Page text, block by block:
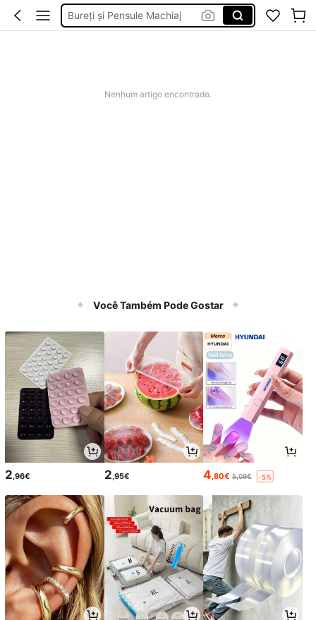
Elitara
Nenhum artigo encontrado.
Você Também Pode Gostar
2 ,96€ 2 ,95€ 4 ,80€ 5,09€ -5%